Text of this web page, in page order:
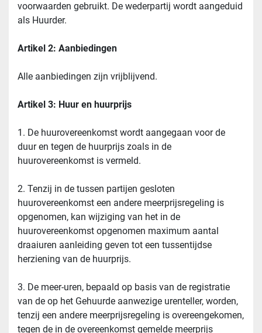
voorwaarden gebruikt. De wederpartij wordt aangeduid
als Huurder.
Artikel 2: Aanbiedingen
Alle aanbiedingen zijn vrijblijvend.
Artikel 3: Huur en huurprijs
1. De huurovereenkomst wordt aangegaan voor de
duur en tegen de huurprijs zoals in de
huurovereenkomst is vermeld.
2. Tenzij in de tussen partijen gesloten
huurovereenkomst een andere meerprijsregeling is
opgenomen, kan wijziging van het in de
huurovereenkomst opgenomen maximum aantal
draaiuren aanleiding geven tot een tussentijdse
herziening van de huurprijs.
3. De meer-uren, bepaald op basis van de registratie
van de op het Gehuurde aanwezige urenteller, worden,
tenzij een andere meerprijsregeling is overeengekomen,
tegen de in de overeenkomst gemelde meerprijs